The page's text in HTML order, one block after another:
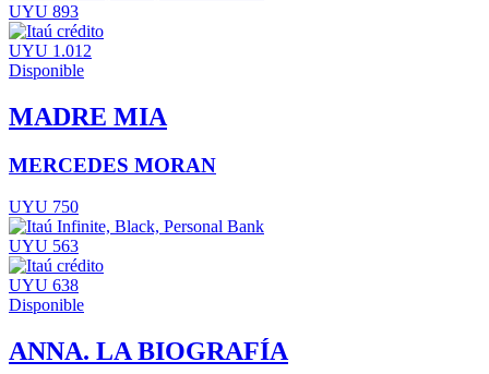
UYU 893
UYU 1.012
Disponible
MADRE MIA
MERCEDES MORAN
UYU 750
UYU 563
UYU 638
Disponible
ANNA. LA BIOGRAFÍA